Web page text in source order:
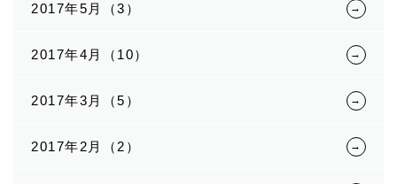
2017年5月（3）
2017年4月（10）
2017年3月（5）
2017年2月（2）